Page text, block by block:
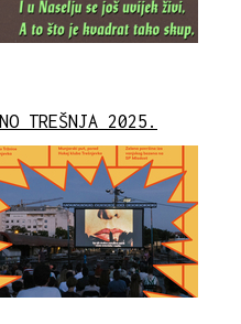
TREŠNJA 2025.